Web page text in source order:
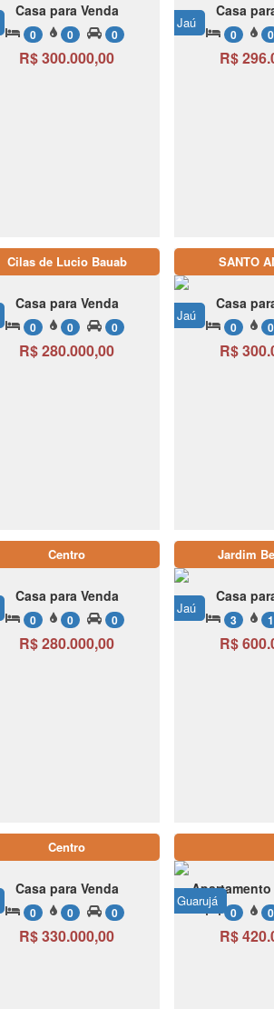
Casa para Venda
0 0 0
R$ 300.000,00
Jaú
Casa
0 0
R$
Cilas de Lucio Bauab
Casa para Venda
0 0 0
R$ 280.000,00
SANTO
Jaú
Casa
0 0
R$
Centro
Casa para Venda
0 0 0
R$ 280.000,00
Jardim
Jaú
Casa
3 1
R$
Centro
Casa para Venda
0 0 0
R$ 330.000,00
Guarujá
Apartamento
0 0
R$